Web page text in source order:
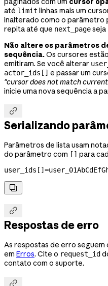
até limit linhas mais um
inalterado como o parâmetro
repita até que next_pageseja
Não altere os parâmetros
sequência.Os cursores
emitiram. Se você alterar
actor_ids[] e passar um
"cursor does not match
inicie uma nova sequência a

Serializando
Parâmetros de lista usam
do parâmetro com [] para


Respostas de erro
As respostas de erro
em Erros. Cite o request_id
contato com o suporte.
